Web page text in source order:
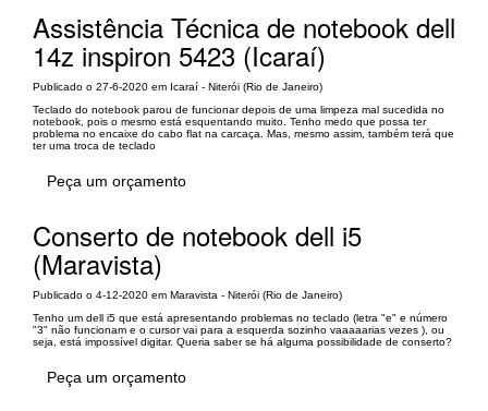
Assistência Técnica de notebook dell
14z inspiron 5423 (Icaraí)
Publicado o 27-6-2020 em Icaraí - Niterói (Rio de Janeiro)
Teclado do notebook parou de funcionar depois de uma limpeza mal sucedida no
notebook, pois o mesmo está esquentando muito. Tenho medo que possa ter
problema no encaixe do cabo flat na carcaça. Mas, mesmo assim, também terá que
ter uma troca de teclado
Peça um orçamento
Conserto de notebook dell i5
(Maravista)
Publicado o 4-12-2020 em Maravista - Niterói (Rio de Janeiro)
Tenho um dell i5 que está apresentando problemas no teclado (letra "e" e número
"3" não funcionam e o cursor vai para a esquerda sozinho vaaaaarias vezes ), ou
seja, está impossível digitar. Queria saber se há alguma possibilidade de conserto?
Peça um orçamento